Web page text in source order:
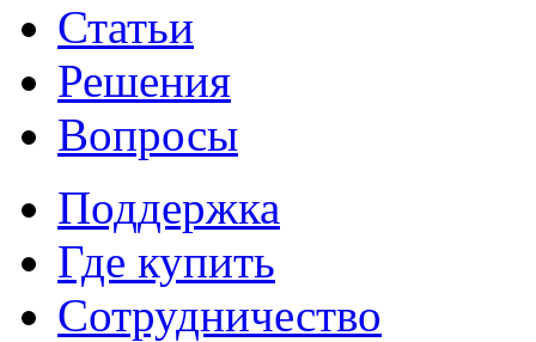
Статьи
Решения
Вопросы
Поддержка
Где купить
Сотрудничество